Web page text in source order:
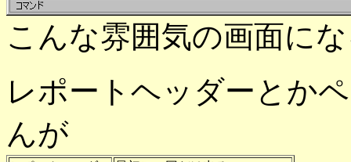
こんな雰囲気の画面に
レポートヘッダーとか
んが